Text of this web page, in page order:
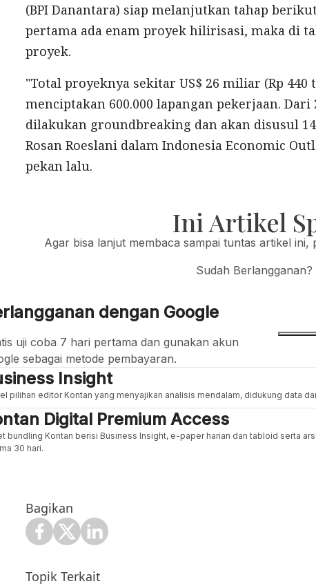
(BPI Danantara) siap melanjutkan tahap
pertama ada enam proyek hilirisasi, maka di
proyek.
"Total proyeknya sekitar US$ 26 miliar (Rp
menciptakan 600.000 lapangan pekerjaan.
dilakukan groundbreaking dan akan disusul 14
Rosan Roeslani dalam Indonesia Economic
pekan lalu.
Ini Artikel
Agar bisa lanjut membaca sampai tuntas artikel
Sudah Berlangganan?
dengan Google
uji coba 7 hari pertama dan gunakan akun
sebagai metode pembayaran.
Insight
pilihan editor Kontan yang menyajikan analisis mendalam, didukung data
Digital Premium Access
bundling Kontan berisi Business Insight, e-paper harian dan tabloid serta
30 hari.
Bagikan
Topik Terkait